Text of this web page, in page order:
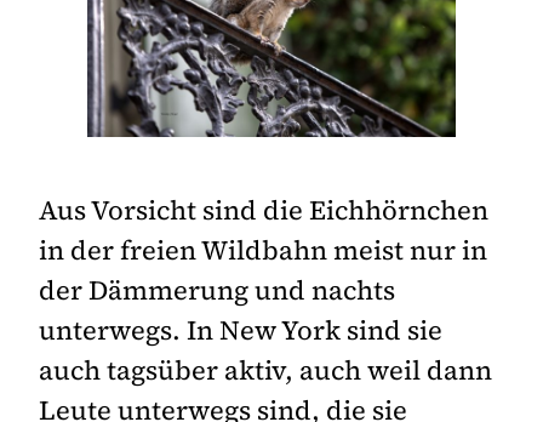
Aus Vorsicht sind die Eichhörnchen
in der freien Wildbahn meist nur in
der Dämmerung und nachts
unterwegs. In New York sind sie
auch tagsüber aktiv, auch weil dann
Leute unterwegs sind, die sie